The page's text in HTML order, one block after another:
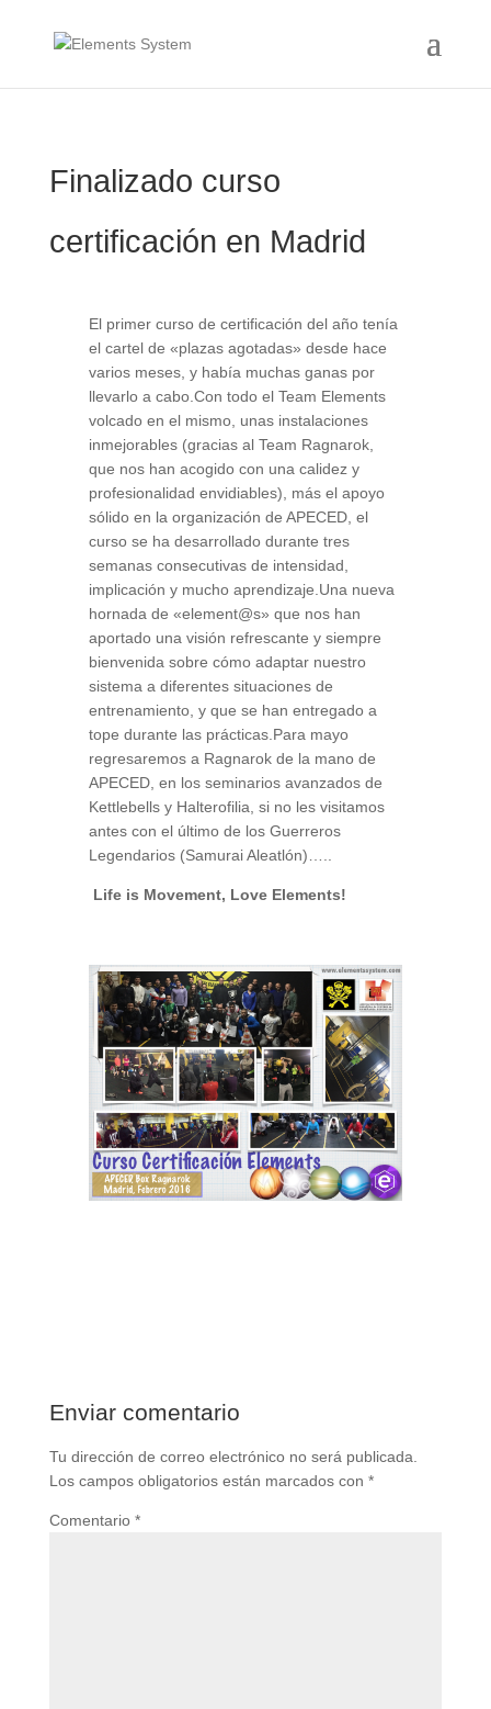
Finalizado curso
certificación en Madrid
El primer curso de certificación del año tenía
el cartel de «plazas agotadas» desde hace
varios meses, y había muchas ganas por
llevarlo a cabo.Con todo el Team Elements
volcado en el mismo, unas instalaciones
inmejorables (gracias al Team Ragnarok,
que nos han acogido con una calidez y
profesionalidad envidiables), más el apoyo
sólido en la organización de APECED, el
curso se ha desarrollado durante tres
semanas consecutivas de intensidad,
implicación y mucho aprendizaje.Una nueva
hornada de «element@s» que nos han
aportado una visión refrescante y siempre
bienvenida sobre cómo adaptar nuestro
sistema a diferentes situaciones de
entrenamiento, y que se han entregado a
tope durante las prácticas.Para mayo
regresaremos a Ragnarok de la mano de
APECED, en los seminarios avanzados de
Kettlebells y Halterofilia, si no les visitamos
antes con el último de los Guerreros
Legendarios (Samurai Aleatlón)…..
Life is Movement, Love Elements!
Enviar comentario
Tu dirección de correo electrónico no será publicada.
Los campos obligatorios están marcados con *
Comentario *